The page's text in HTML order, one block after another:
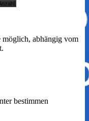
abhängig vom
bestimmen